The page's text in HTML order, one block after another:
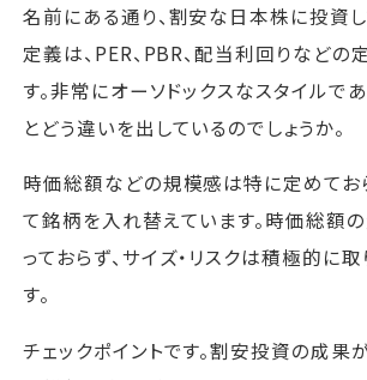
名前にある通り、割安な日本株に投資し
定義は、PER、PBR、配当利回りなどの
す。非常にオーソドックスなスタイルであ
とどう違いを出しているのでしょうか。
時価総額などの規模感は特に定めてお
て銘柄を入れ替えています。時価総額
っておらず、サイズ・リスクは積極的に
す。
チェックポイントです。割安投資の成果